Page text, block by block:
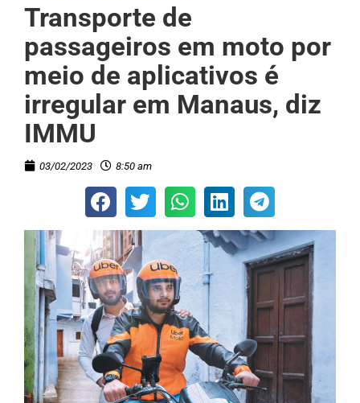
Transporte de
passageiros em moto por
meio de aplicativos é
irregular em Manaus, diz
IMMU
03/02/2023 8:50 am